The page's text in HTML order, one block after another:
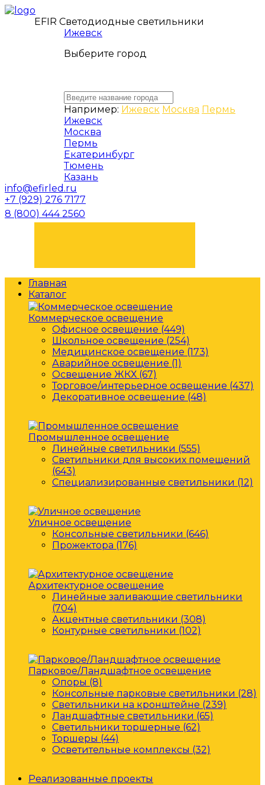
EFIR Светодиодные светильники
Ижевск
Выберите город
Например: Ижевск Москва Пермь
Ижевск
Москва
Пермь
Екатеринбург
Тюмень
Казань
info@efirled.ru
+7 (929) 276 7177
8 (800) 444 2560
Главная
Каталог
Коммерческое освещение
Офисное освещение (449)
Школьное освещение (254)
Медицинское освещение (173)
Аварийное освещение (1)
Освещение ЖКХ (67)
Торговое/интерьерное освещение (437)
Декоративное освещение (48)
Промышленное освещение
Линейные светильники (555)
Светильники для высоких помещений
(643)
Специализированные светильники (12)
Уличное освещение
Консольные светильники (646)
Прожектора (176)
Архитектурное освещение
Линейные заливающие светильники
(704)
Акцентные светильники (308)
Контурные светильники (102)
Парковое/Ландшафтное освещение
Опоры (8)
Консольные парковые светильники (28)
Светильники на кронштейне (239)
Ландшафтные светильники (65)
Светильники торшерные (62)
Торшеры (44)
Осветительные комплексы (32)
Реализованные проекты